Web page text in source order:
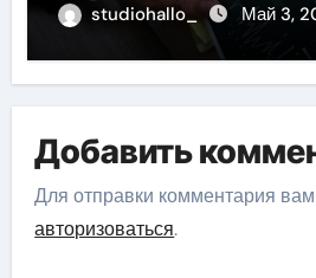
studiohallo_ Май 3,
Добавить
Для отправки комментария
авторизоваться.